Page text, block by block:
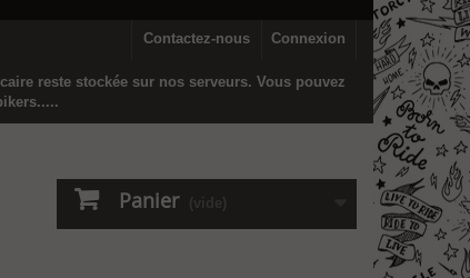
Connexion
Contactez-nous
reste stockée sur nos serveurs. Vous pouvez
Panier (vide)